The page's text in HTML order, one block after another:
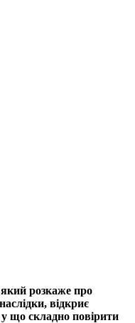
який розкаже про
відкриє
у що складно повірити